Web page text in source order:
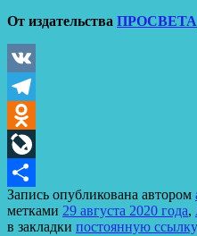
От издательства ПРОСВЕТА
VK
Telegram
Odnoklassniki
LiveJournal
Отправить
Запись опубликована автором
метками 29 августа 2020 года,
в закладки постоянную ссылку